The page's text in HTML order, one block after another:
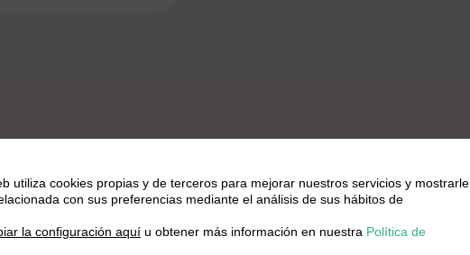
mixta
utiliza cookies propias y de terceros para mejorar nuestros servicios y mostrarle
con sus preferencias mediante el análisis de sus hábitos de
la configuración aquí u obtener más información en nuestra Política de